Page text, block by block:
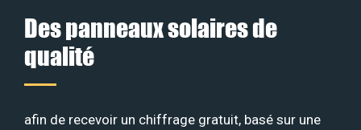
Des panneaux solaires de
qualité
afin de recevoir un chiffrage gratuit, basé sur une